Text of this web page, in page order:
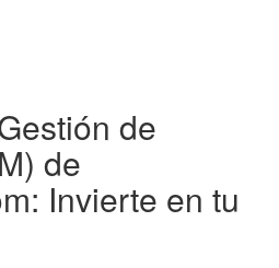
de
de
Invierte en tu